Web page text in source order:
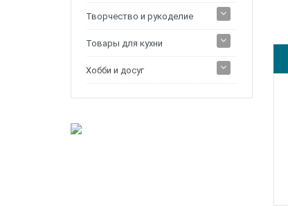
Творчество и рукоделие
Товары для кухни
Хобби и досуг